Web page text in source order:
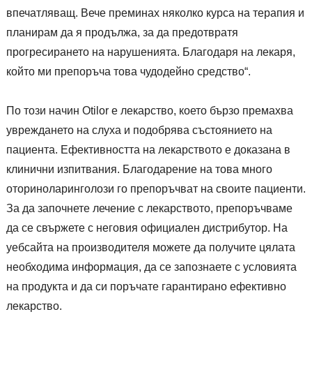
впечатляващ. Вече преминах няколко курса на терапия и
планирам да я продължа, за да предотвратя
прогресирането на нарушенията. Благодаря на лекаря,
който ми препоръча това чудодейно средство“.
По този начин Otilor е лекарство, което бързо премахва
увреждането на слуха и подобрява състоянието на
пациента. Ефективността на лекарството е доказана в
клинични изпитвания. Благодарение на това много
оториноларинголози го препоръчват на своите пациенти.
За да започнете лечение с лекарството, препоръчваме
да се свържете с неговия официален дистрибутор. На
уебсайта на производителя можете да получите цялата
необходима информация, да се запознаете с условията
на продукта и да си поръчате гарантирано ефективно
лекарство.